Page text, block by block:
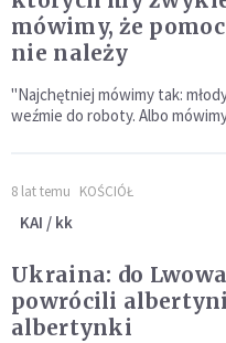
mówimy, że
nie należy
"Najchętniej mówimy tak:
weźmie do roboty. Albo
8 lat temu KOŚCIÓŁ
KAI / kk
Ukraina: do Lwowa
powrócili
albertynki